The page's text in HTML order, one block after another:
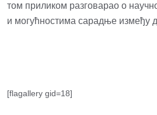
том приликом разговарао о
и могућностима сарадње између
[flagallery gid=18]